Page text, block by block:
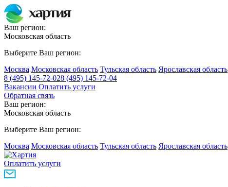
Ваш регион:
Московская область
Выберите Ваш регион:
Москва Московская область Тульская область Ярославская область
8 (495) 145-72-028 (495) 145-72-04
Вакансии Оплатить услуги
Обратная связь
Ваш регион:
Московская область
Выберите Ваш регион:
Москва Московская область Тульская область Ярославская область
Оплатить услуги